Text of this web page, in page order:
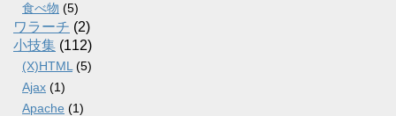
食べ物 (5)
ワラーチ (2)
小技集 (112)
(X)HTML (5)
Ajax (1)
Apache (1)